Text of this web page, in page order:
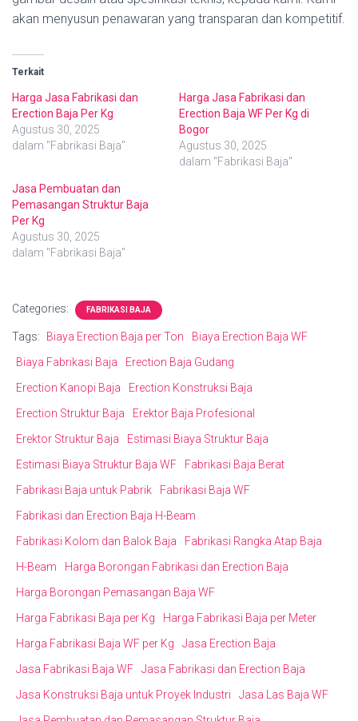
akan menyusun penawaran yang transparan dan kompetitif.
Terkait
Harga Jasa Fabrikasi dan
Erection Baja Per Kg
Agustus 30, 2025
dalam "Fabrikasi Baja"
Harga Jasa Fabrikasi dan
Erection Baja WF Per Kg di
Bogor
Agustus 30, 2025
dalam "Fabrikasi Baja"
Jasa Pembuatan dan
Pemasangan Struktur Baja
Per Kg
Agustus 30, 2025
dalam "Fabrikasi Baja"
Categories: FABRIKASI BAJA
Tags: Biaya Erection Baja per Ton
Biaya Erection Baja WF
Biaya Fabrikasi Baja
Erection Baja Gudang
Erection Kanopi Baja
Erection Konstruksi Baja
Erection Struktur Baja
Erektor Baja Profesional
Erektor Struktur Baja
Estimasi Biaya Struktur Baja
Estimasi Biaya Struktur Baja WF
Fabrikasi Baja Berat
Fabrikasi Baja untuk Pabrik
Fabrikasi Baja WF
Fabrikasi dan Erection Baja H-Beam
Fabrikasi Kolom dan Balok Baja
Fabrikasi Rangka Atap Baja
H-Beam
Harga Borongan Fabrikasi dan Erection Baja
Harga Borongan Pemasangan Baja WF
Harga Fabrikasi Baja per Kg
Harga Fabrikasi Baja per Meter
Harga Fabrikasi Baja WF per Kg
Jasa Erection Baja
Jasa Fabrikasi Baja WF
Jasa Fabrikasi dan Erection Baja
Jasa Konstruksi Baja untuk Proyek Industri
Jasa Las Baja WF